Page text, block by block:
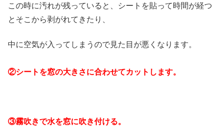
この時に汚れが残っていると、シートを貼って時間が経つ
とそこから剥がれてきたり、
中に空気が入ってしまうので見た目が悪くなります。
②シートを窓の大きさに合わせてカットします。
③霧吹きで水を窓に吹き付ける。